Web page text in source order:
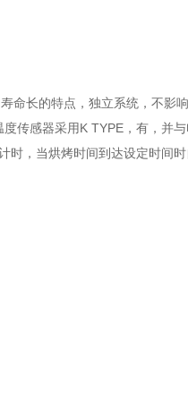
命长的特点，独立系统，不影
传感器采用K TYPE，有，并与
，当烘烤时间到达设定时间